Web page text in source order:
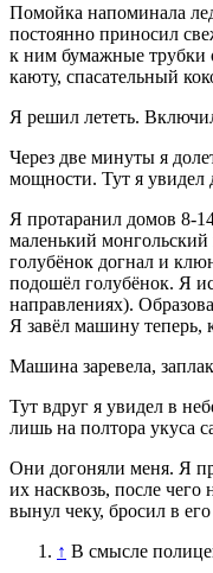
Помойка напоминала
постоянно приносил
к ним бумажные трубки
каюту, спасательный
Я решил лететь.
Через две минуты я
мощности. Тут я
Я протаранил домов 8-
маленький
голубёнок догнал и
подошёл голубёнок. Я
направлениях).
Я завёл машину теперь,
Машина заревела,
Тут вдруг я увидел в
лишь на полтора укуса
Они догоняли меня. Я
их насквозь, после чего
вынул чеку, бросил в
↑ В смысле